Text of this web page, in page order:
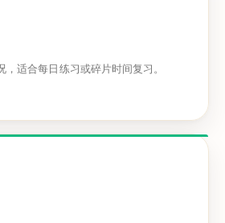
适合每日练习或碎片时间复习。